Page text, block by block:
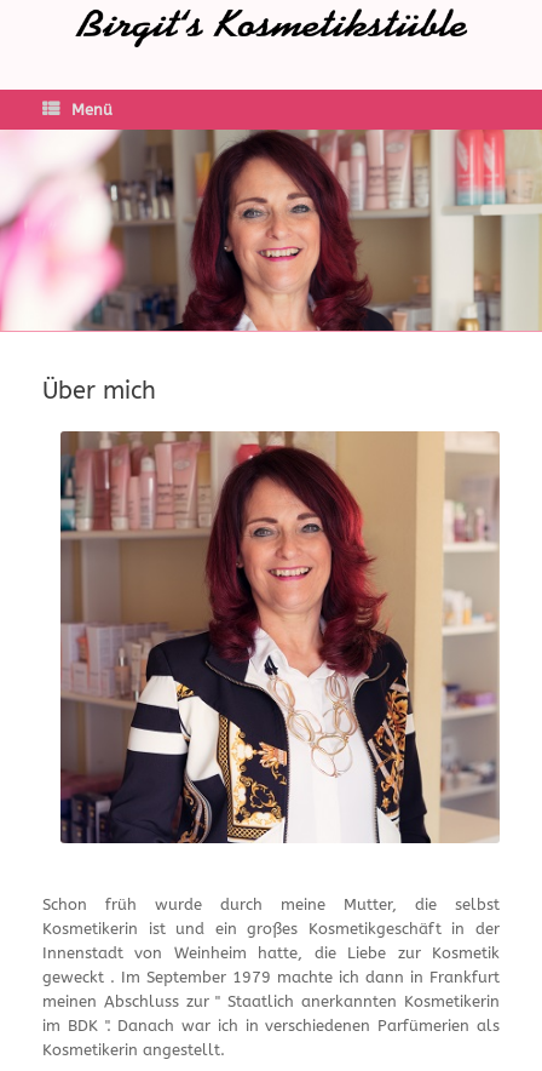
Menü
Über mich
Schon früh wurde durch meine Mutter, die selbst
Kosmetikerin ist und ein großes Kosmetikgeschäft in der
Innenstadt von Weinheim hatte, die Liebe zur Kosmetik
geweckt . Im September 1979 machte ich dann in Frankfurt
meinen Abschluss zur " Staatlich anerkannten Kosmetikerin
im BDK ". Danach war ich in verschiedenen Parfümerien als
Kosmetikerin angestellt.